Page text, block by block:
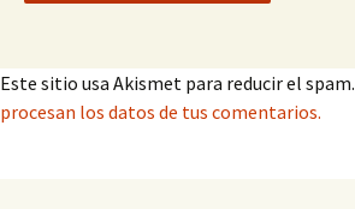
Este sitio usa Akismet para reducir el spam.
procesan los datos de tus comentarios.